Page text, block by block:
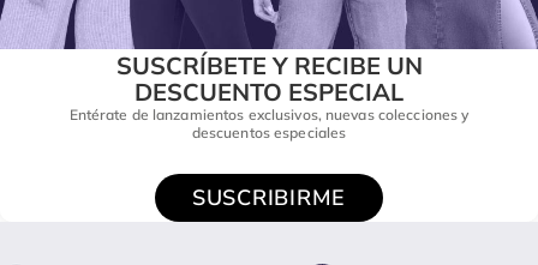
SUSCRÍBETE Y RECIBE UN
DESCUENTO ESPECIAL
Entérate de lanzamientos exclusivos, nuevas colecciones y
descuentos especiales
SUSCRIBIRME